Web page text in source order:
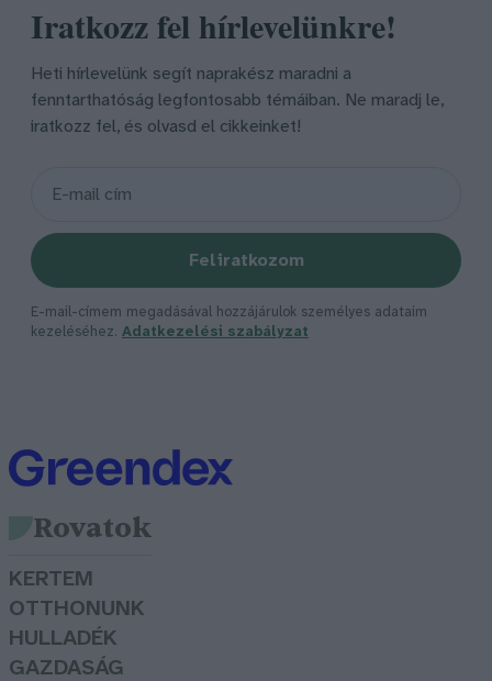
Iratkozz fel hírlevelünkre!
Heti hírlevelünk segít naprakész maradni a
fenntarthatóság legfontosabb témáiban. Ne maradj le,
iratkozz fel, és olvasd el cikkeinket!
Feliratkozom
E-mail-címem megadásával hozzájárulok személyes adataim
kezeléséhez. Adatkezelési szabályzat
Rovatok
KERTEM
OTTHONUNK
HULLADÉK
GAZDASÁG